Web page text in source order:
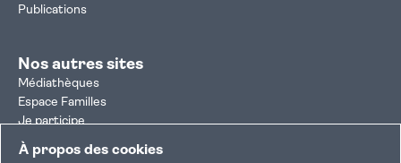
À propos des cookies
Publications
Nos autres sites
Médiathèques
Espace Familles
Je participe
Autorisation d'urbanisme
Résultats électoraux